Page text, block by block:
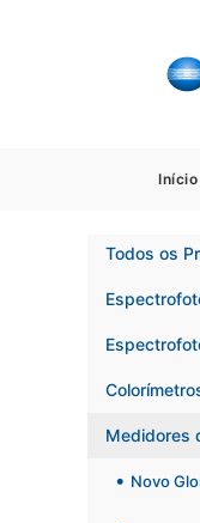
Início
Todos os
Medidores
Novo